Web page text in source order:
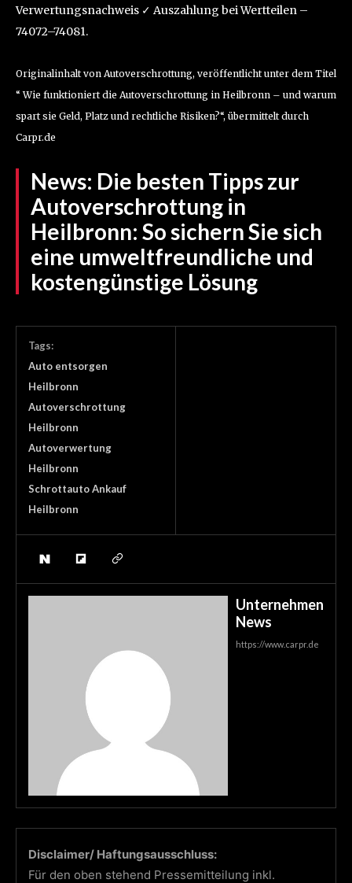
Verwertungsnachweis ✓ Auszahlung bei Wertteilen –
74072–74081.
Originalinhalt von Autoverschrottung, veröffentlicht unter dem Titel
“ Wie funktioniert die Autoverschrottung in Heilbronn – und warum
spart sie Geld, Platz und rechtliche Risiken?“, übermittelt durch
Carpr.de
News: Die besten Tipps zur
Autoverschrottung in
Heilbronn: So sichern Sie sich
eine umweltfreundliche und
kostengünstige Lösung
Tags:
Auto entsorgen
Heilbronn
Autoverschrottung
Heilbronn
Autoverwertung
Heilbronn
Schrottauto Ankauf
Heilbronn
Unternehmen
News
https://www.carpr.de
Disclaimer/ Haftungsausschluss:
Für den oben stehend Pressemitteilung inkl.